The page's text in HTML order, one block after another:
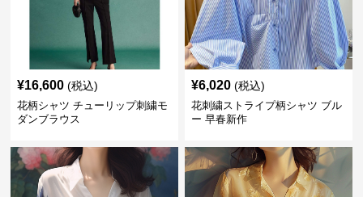
¥16,600 (税込)
花柄シャツ チューリップ刺繍モ
ダンブラウス
¥6,020 (税込)
花刺繍ストライプ柄シャツ ブル
ー 早春新作